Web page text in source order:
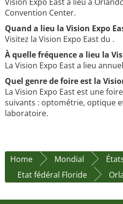
Convention Center.
Quand a lieu la Vision Expo
Visitez la Vision Expo East du .
À quelle fréquence a lieu la
La Vision Expo East a lieu
Quel genre de foire est la
La Vision Expo East est une
suivants : optométrie, optique
laboratoire.
Home Mondial
Etat fédéral Floride